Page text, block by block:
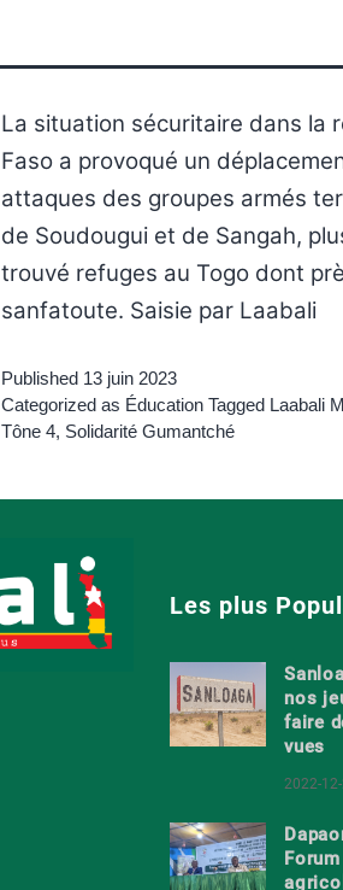
La situation sécuritaire dans la
Faso a provoqué un
attaques des groupes armés
de Soudougui et de Sangah,
trouvé refuges au Togo dont
sanfatoute. Saisie par Laabali
Published 13 juin 2023
Categorized as Éducation Tagged Laabali
Tône 4, Solidarité Gumantché
Les plus
nos
faire
vues
2022-